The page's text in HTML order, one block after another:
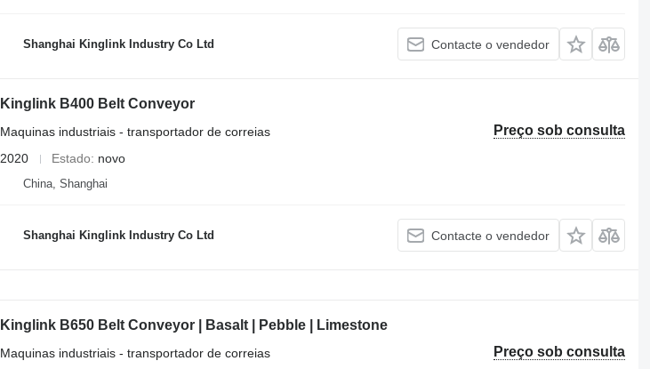
Shanghai Kinglink Industry Co Ltd Contacte o vendedor
Kinglink B400 Belt Conveyor
Preço sob consulta
Maquinas industriais - transportador de correias
2020
Estado novo
China, Shanghai
Shanghai Kinglink Industry Co Ltd Contacte o vendedor
Kinglink B650 Belt Conveyor | Basalt | Pebble | Limestone
Preço sob consulta
Maquinas industriais - transportador de correias